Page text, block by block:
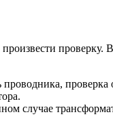
проверку.
случае